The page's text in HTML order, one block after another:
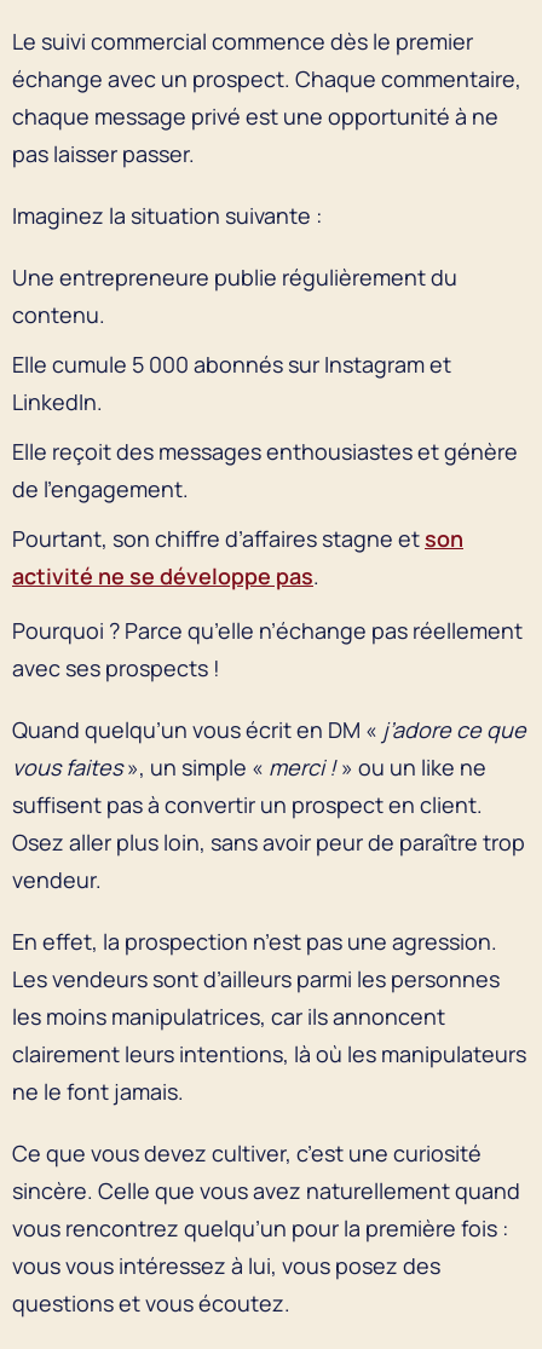
Le suivi commercial commence dès le premier
échange avec un prospect. Chaque commentaire,
chaque message privé est une opportunité à ne
pas laisser passer.
Imaginez la situation suivante :
Une entrepreneure publie régulièrement du
contenu.
Elle cumule 5 000 abonnés sur Instagram et
LinkedIn.
Elle reçoit des messages enthousiastes et génère
de l’engagement.
Pourtant, son chiffre d’affaires stagne etson
activité ne se développe pas.
Pourquoi ? Parce qu’elle n’échange pas réellement
avec ses prospects !
Quand quelqu’un vous écrit en DM « j’adore ce que
vous faites», un simple « merci !» ou un like ne
suffisent pas à convertir un prospect en client.
Osez aller plus loin, sans avoir peur de paraître trop
vendeur.
En effet, la prospection n’est pas une agression.
Les vendeurs sont d’ailleurs parmi les personnes
les moins manipulatrices, car ils annoncent
clairement leurs intentions, là où les manipulateurs
ne le font jamais.
Ce que vous devez cultiver, c’est une curiosité
sincère. Celle que vous avez naturellement quand
vous rencontrez quelqu’un pour la première fois :
vous vous intéressez à lui, vous posez des
questions et vous écoutez.